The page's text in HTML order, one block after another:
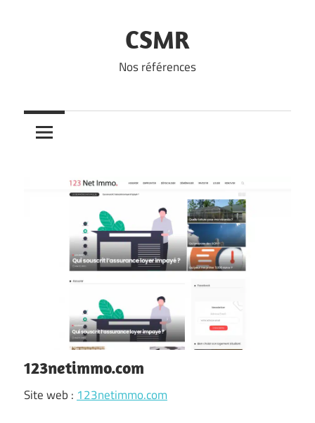
CSMR
Nos références
123netimmo.com
Site web : 123netimmo.com